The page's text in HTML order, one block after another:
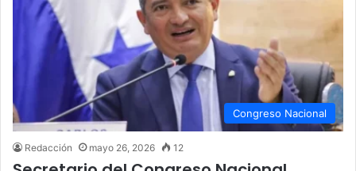
Congreso Nacional
Redacción mayo 26, 2026 12